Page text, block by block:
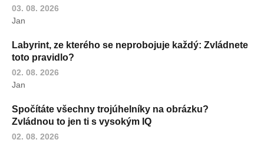
03. 08. 2026
Jan
Labyrint, ze kterého se neprobojuje každý: Zvládnete
toto pravidlo?
02. 08. 2026
Jan
Spočítáte všechny trojúhelníky na obrázku?
Zvládnou to jen ti s vysokým IQ
02. 08. 2026